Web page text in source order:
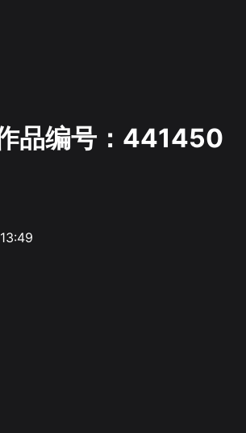
品编号：441450